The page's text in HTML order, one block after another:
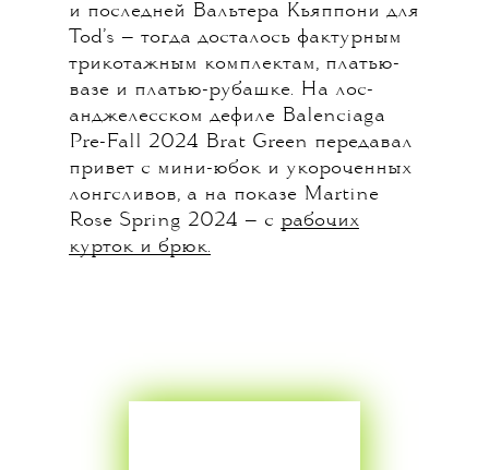
и последней Вальтера Кьяппони для
Tod’s — тогда досталось фактурным
трикотажным комплектам, платью-
вазе и платью-рубашке. На лос-
анджелесском дефиле Balenciaga
Pre-Fall 2024 Brat Green передавал
привет с мини-юбок и укороченных
лонгсливов, а на показе Martine
Rose Spring 2024 — с рабочих
курток и брюк.